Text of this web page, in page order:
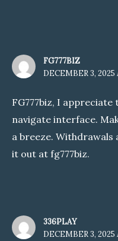
FG777BIZ
DECEMBER 3, 2025
FG777biz, I
navigate interface.
a breeze. Withdrawals
it out at fg777biz.
336PLAY
DECEMBER 3, 2025